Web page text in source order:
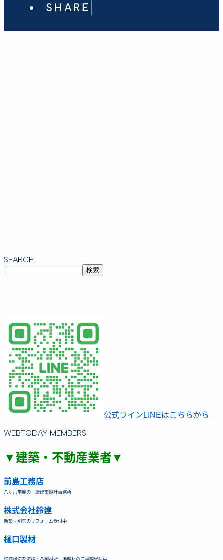
SHARE
SEARCH
公式ラインLINEはこちらから
WEBTODAY MEMBERS
▼建築・不動産業者▼
前島工務店
八ヶ岳南麓の一級建築設計事務所
株式会社鈴建
新築・別荘のリフォーム受付中
樋口製材